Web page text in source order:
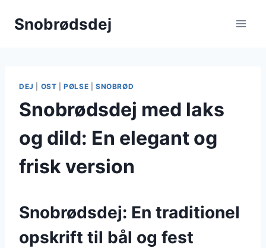
Snobrødsdej
DEJ OST |PØLSE SNOBRØD
Snobrødsdej med laks
og dild: En elegant og
frisk version
Snobrødsdej: En traditionel
opskrift til bål og fest